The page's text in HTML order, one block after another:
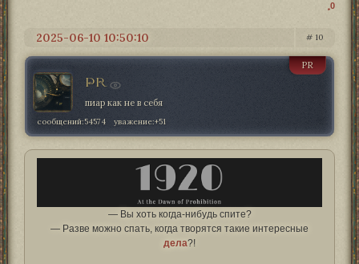
0
10
2025-06-10 10:50:10
PR
PR
пиар как не в себя
сообщений:54574 уважение:+51
— Вы хоть когда-нибудь спите?
— Разве можно спать, когда творятся такие интересные
дела?!